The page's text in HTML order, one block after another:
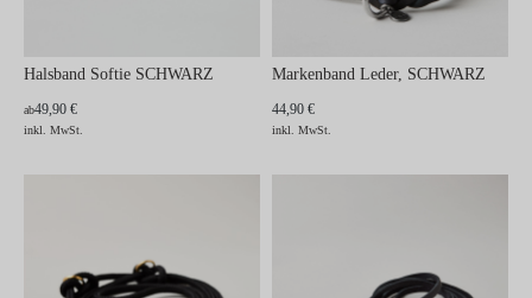
Halsband Softie SCHWARZ
ab49,90 €
inkl. MwSt.
Markenband Leder, SCHWARZ
44,90 €
inkl. MwSt.